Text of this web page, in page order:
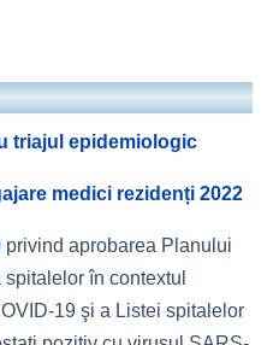
triajul epidemiologic
medici rezidenți 2022
privind aprobarea Planului
în contextul
19 şi a Listei spitalelor